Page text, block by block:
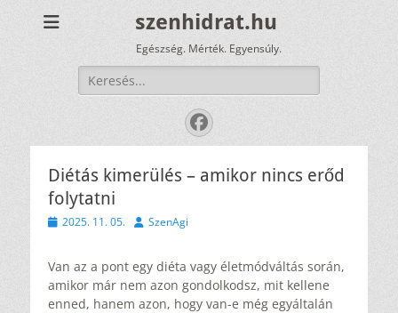
szenhidrat.hu
Egészség. Mérték. Egyensúly.
Keresés:
Facebook
Diétás kimerülés – amikor nincs erőd
folytatni
Közzétéve
2025. 11. 05. SzerzőSzenAgi
Van az a pont egy diéta vagy életmódváltás során,
amikor már nem azon gondolkodsz, mit kellene
enned, hanem azon, hogy van-e még egyáltalán